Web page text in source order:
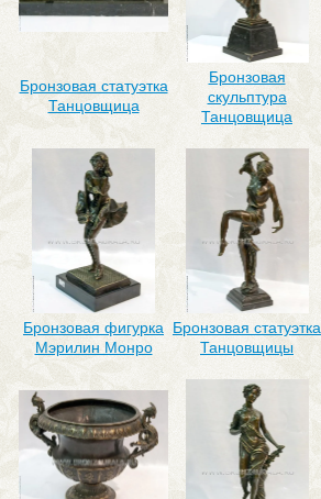
Бронзовая статуэтка
Танцовщица
Бронзовая
скульптура
Танцовщица
Бронзовая фигурка
Мэрилин Монро
Бронзовая статуэтка
Танцовщицы